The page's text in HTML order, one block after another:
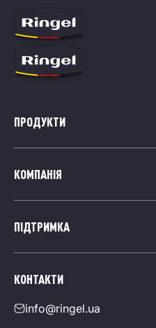
ПРОДУКТИ
КОМПАНІЯ
ПІДТРИМКА
КОНТАКТИ
info@ringel.ua